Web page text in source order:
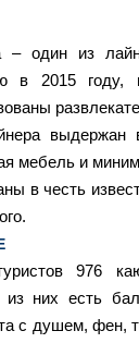
– один из
в 2015
выдержан
мебель и
в честь
976
из них есть
с душем, фен,